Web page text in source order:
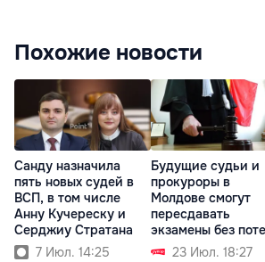
Похожие новости
Санду назначила
пять новых судей в
ВСП, в том числе
Анну Кучереску и
Серджиу Стратана
7 Июл. 14:25
Будущие судьи и
прокуроры в
Молдове смогут
пересдавать
экзамены без
стипендии
23 Июл. 18:27